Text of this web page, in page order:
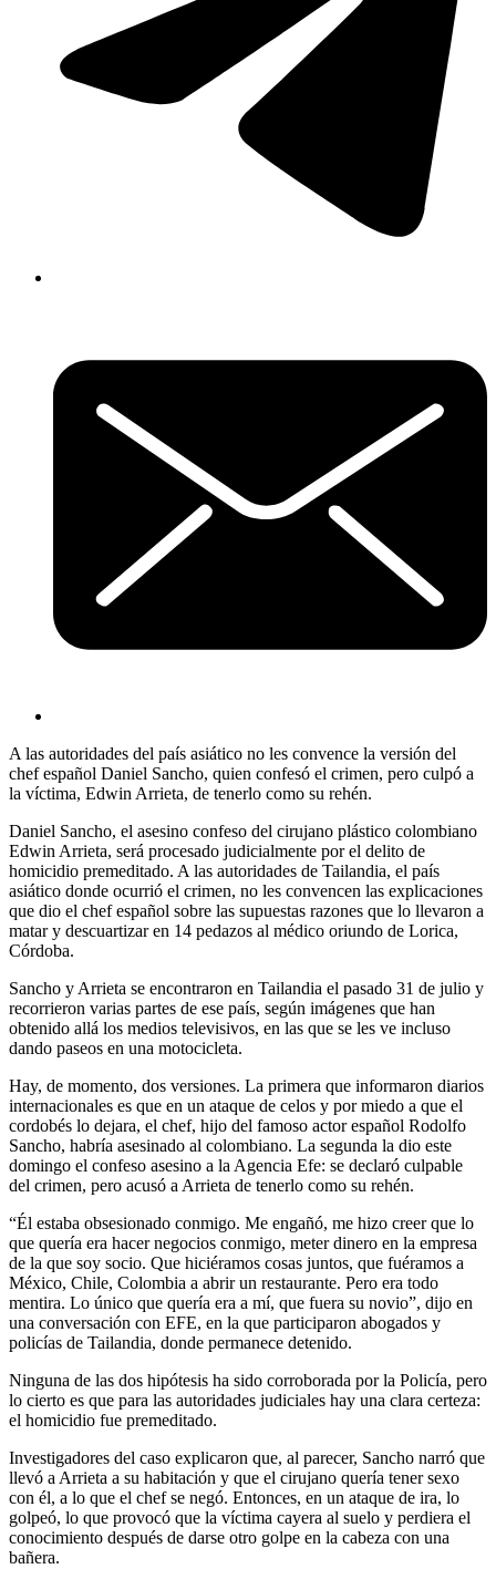
A las autoridades del país asiático no les convence la versión del
chef español Daniel Sancho, quien confesó el crimen, pero culpó a
la víctima, Edwin Arrieta, de tenerlo como su rehén.
Daniel Sancho, el asesino confeso del cirujano plástico colombiano
Edwin Arrieta, será procesado judicialmente por el delito de
homicidio premeditado. A las autoridades de Tailandia, el país
asiático donde ocurrió el crimen, no les convencen las explicaciones
que dio el chef español sobre las supuestas razones que lo llevaron a
matar y descuartizar en 14 pedazos al médico oriundo de Lorica,
Córdoba.
Sancho y Arrieta se encontraron en Tailandia el pasado 31 de julio y
recorrieron varias partes de ese país, según imágenes que han
obtenido allá los medios televisivos, en las que se les ve incluso
dando paseos en una motocicleta.
Hay, de momento, dos versiones. La primera que informaron diarios
internacionales es que en un ataque de celos y por miedo a que el
cordobés lo dejara, el chef, hijo del famoso actor español Rodolfo
Sancho, habría asesinado al colombiano. La segunda la dio este
domingo el confeso asesino a la Agencia Efe: se declaró culpable
del crimen, pero acusó a Arrieta de tenerlo como su rehén.
“Él estaba obsesionado conmigo. Me engañó, me hizo creer que lo
que quería era hacer negocios conmigo, meter dinero en la empresa
de la que soy socio. Que hiciéramos cosas juntos, que fuéramos a
México, Chile, Colombia a abrir un restaurante. Pero era todo
mentira. Lo único que quería era a mí, que fuera su novio”, dijo en
una conversación con EFE, en la que participaron abogados y
policías de Tailandia, donde permanece detenido.
Ninguna de las dos hipótesis ha sido corroborada por la Policía, pero
lo cierto es que para las autoridades judiciales hay una clara certeza:
el homicidio fue premeditado.
Investigadores del caso explicaron que, al parecer, Sancho narró que
llevó a Arrieta a su habitación y que el cirujano quería tener sexo
con él, a lo que el chef se negó. Entonces, en un ataque de ira, lo
golpeó, lo que provocó que la víctima cayera al suelo y perdiera el
conocimiento después de darse otro golpe en la cabeza con una
bañera.